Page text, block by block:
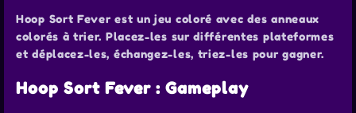
Hoop Sort Fever est un jeu coloré avec des anneaux
colorés à trier. Placez-les sur différentes plateformes
et déplacez-les, échangez-les, triez-les pour gagner.
Hoop Sort Fever : Gameplay